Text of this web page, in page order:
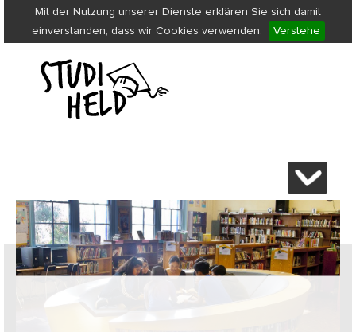
Mit der Nutzung unserer Dienste erklären Sie sich damit
einverstanden, dass wir Cookies verwenden.
Verstehe